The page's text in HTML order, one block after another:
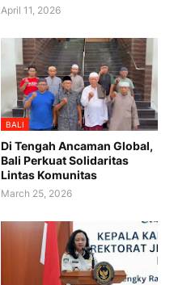
April 11, 2026
BALI
Di Tengah Ancaman Global,
Bali Perkuat Solidaritas
Lintas Komunitas
March 25, 2026